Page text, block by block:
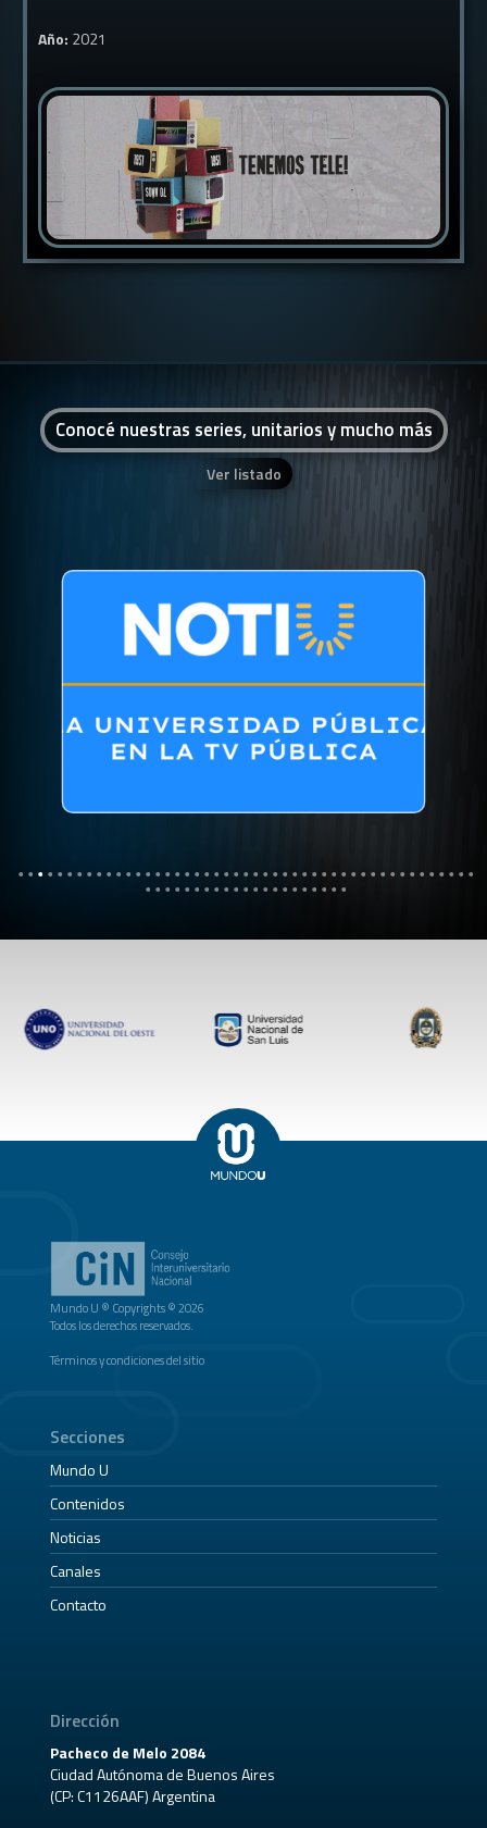
Año: 2021
Conocé nuestras series, unitarios y mucho más
Ver listado
Mundo U ® Copyrights © 2026
Todos los derechos reservados.
Términos y condiciones del sitio
Secciones
Mundo U
Contenidos
Noticias
Canales
Contacto
Dirección
Pacheco de Melo 2084
Ciudad Autónoma de Buenos Aires
(CP: C1126AAF) Argentina